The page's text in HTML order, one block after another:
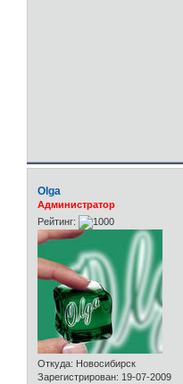
Olga
Администратор
Рейтинг:
Откуда: Новосибирск
Зарегистрирован: 19-07-2009